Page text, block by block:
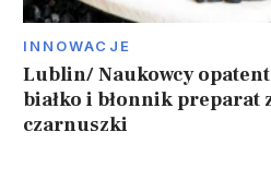
INNOWACJE
Lublin/ Naukowcy
białko i błonnik preparat
czarnuszki